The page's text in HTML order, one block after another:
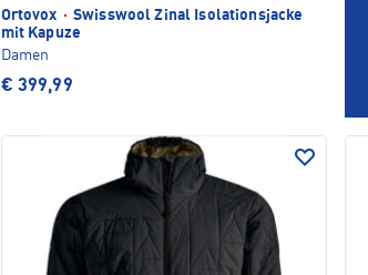
Ortovox · Swisswool Zinal Isolationsjacke
mit Kapuze
Damen
€ 399,99